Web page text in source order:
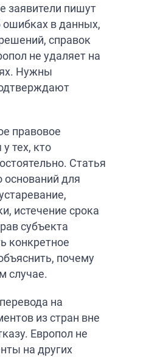
заявители пишут
в данных,
справок
не удаляет на
Нужны
правовое
тех, кто
Статья
оснований для
истечение срока
субъекта
конкретное
почему
случае.
на
из стран вне
Европол не
на других